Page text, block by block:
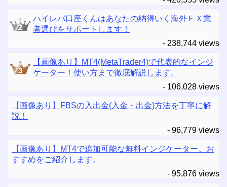
ハイレバ口座くんはあなたの納得いく海外ＦＸ業
者選びをサポートします！
- 238,744 views
【画像あり】MT4(MetaTrader4)で代表的なインジ
ケーター！使い方まで徹底解説します。
- 106,028 views
【画像あり】FBSの入出金(入金・出金)方法を丁寧に解
説！
- 96,779 views
【画像あり】MT4で追加可能な無料インジケーター。お
すすめをご紹介します。
- 95,876 views